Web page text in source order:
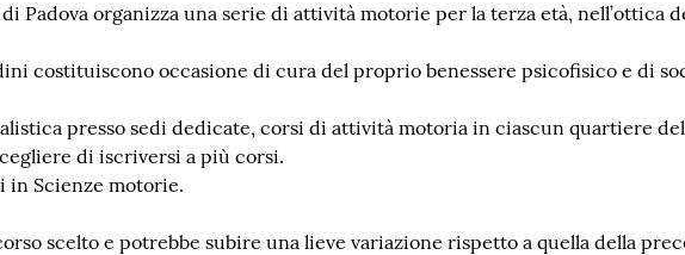
Padova organizza una serie di attività motorie per la terza età, nell’ottica
costituiscono occasione di cura del proprio benessere psicofisico e di
presso sedi dedicate, corsi di attività motoria in ciascun quartiere
di iscriversi a più corsi.
in Scienze motorie.
scelto e potrebbe subire una lieve variazione rispetto a quella della